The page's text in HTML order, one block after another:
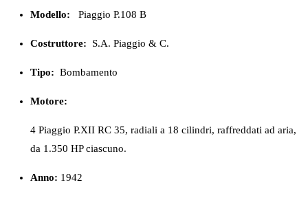
Modello: Piaggio P.108 B
Costruttore: S.A. Piaggio & C.
Tipo: Bombamento
Motore:
4 Piaggio P.XII RC 35, radiali a 18 cilindri, raffreddati ad aria,
da 1.350 HP ciascuno.
Anno: 1942